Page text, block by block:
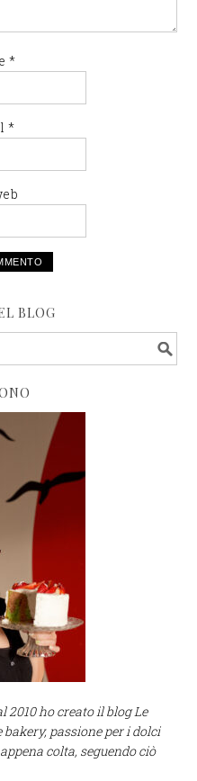
*
*
BLOG
2010 ho creato il blog Le
passione per i dolci
colta, seguendo ciò